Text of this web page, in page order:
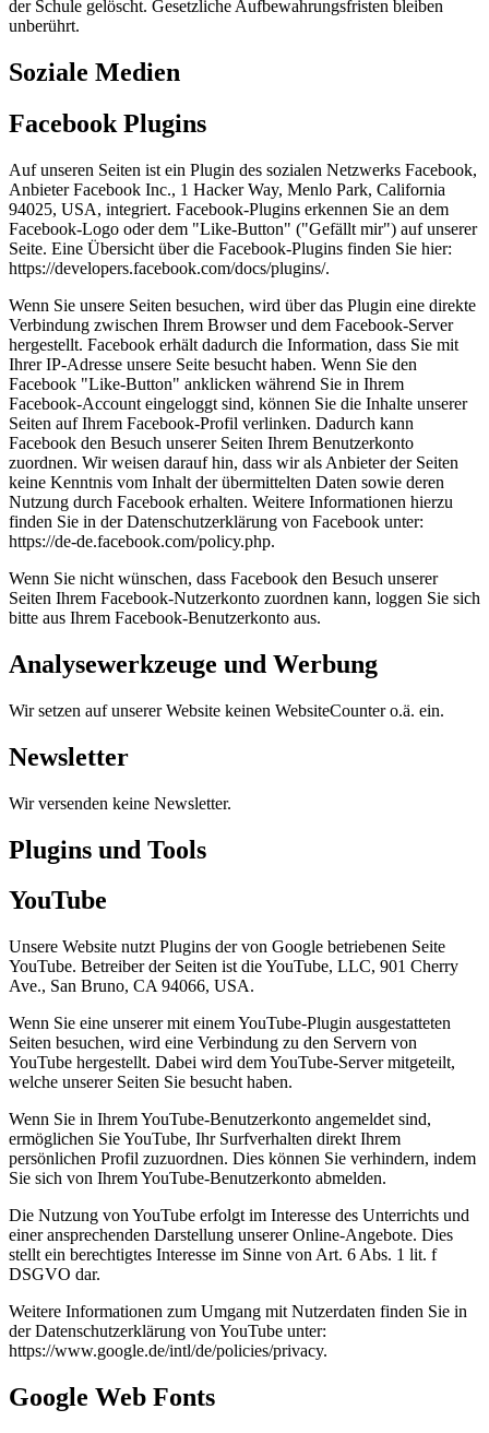
der Schule gelöscht. Gesetzliche Aufbewahrungsfristen bleiben
unberührt.
Soziale Medien
Facebook Plugins
Auf unseren Seiten ist ein Plugin des sozialen Netzwerks Facebook,
Anbieter Facebook Inc., 1 Hacker Way, Menlo Park, California
94025, USA, integriert. Facebook-Plugins erkennen Sie an dem
Facebook-Logo oder dem "Like-Button" ("Gefällt mir") auf unserer
Seite. Eine Übersicht über die Facebook-Plugins finden Sie hier:
https://developers.facebook.com/docs/plugins/.
Wenn Sie unsere Seiten besuchen, wird über das Plugin eine direkte
Verbindung zwischen Ihrem Browser und dem Facebook-Server
hergestellt. Facebook erhält dadurch die Information, dass Sie mit
Ihrer IP-Adresse unsere Seite besucht haben. Wenn Sie den
Facebook "Like-Button" anklicken während Sie in Ihrem
Facebook-Account eingeloggt sind, können Sie die Inhalte unserer
Seiten auf Ihrem Facebook-Profil verlinken. Dadurch kann
Facebook den Besuch unserer Seiten Ihrem Benutzerkonto
zuordnen. Wir weisen darauf hin, dass wir als Anbieter der Seiten
keine Kenntnis vom Inhalt der übermittelten Daten sowie deren
Nutzung durch Facebook erhalten. Weitere Informationen hierzu
finden Sie in der Datenschutzerklärung von Facebook unter:
https://de-de.facebook.com/policy.php.
Wenn Sie nicht wünschen, dass Facebook den Besuch unserer
Seiten Ihrem Facebook-Nutzerkonto zuordnen kann, loggen Sie sich
bitte aus Ihrem Facebook-Benutzerkonto aus.
Analysewerkzeuge und Werbung
Wir setzen auf unserer Website keinen WebsiteCounter o.ä. ein.
Newsletter
Wir versenden keine Newsletter.
Plugins und Tools
YouTube
Unsere Website nutzt Plugins der von Google betriebenen Seite
YouTube. Betreiber der Seiten ist die YouTube, LLC, 901 Cherry
Ave., San Bruno, CA 94066, USA.
Wenn Sie eine unserer mit einem YouTube-Plugin ausgestatteten
Seiten besuchen, wird eine Verbindung zu den Servern von
YouTube hergestellt. Dabei wird dem YouTube-Server mitgeteilt,
welche unserer Seiten Sie besucht haben.
Wenn Sie in Ihrem YouTube-Benutzerkonto angemeldet sind,
ermöglichen Sie YouTube, Ihr Surfverhalten direkt Ihrem
persönlichen Profil zuzuordnen. Dies können Sie verhindern, indem
Sie sich von Ihrem YouTube-Benutzerkonto abmelden.
Die Nutzung von YouTube erfolgt im Interesse des Unterrichts und
einer ansprechenden Darstellung unserer Online-Angebote. Dies
stellt ein berechtigtes Interesse im Sinne von Art. 6 Abs. 1 lit. f
DSGVO dar.
Weitere Informationen zum Umgang mit Nutzerdaten finden Sie in
der Datenschutzerklärung von YouTube unter:
https://www.google.de/intl/de/policies/privacy.
Google Web Fonts